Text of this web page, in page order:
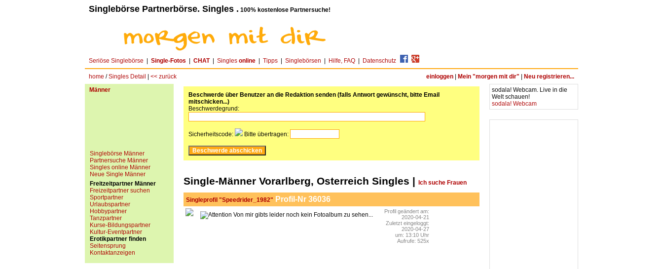
Singlebörse Partnerbörse. Singles . 100% kostenlose Partnersuche!
Seriöse Singlebörse Single-Fotos CHAT| Singles online Tipps Singlebörsen Hilfe, FAQ Datenschutz
home /Singles Detail << zurück einloggen Mein "morgen mit dir"
Neu registrieren...
Männer
Singlebörse Männer
Partnersuche Männer
Singles online Männer
Neue Single Männer
Freitzeitpartner Männer
Freizeitpartner suchen
Sportpartner
Urlaubspartner
Hobbypartner
Tanzpartner
Kurse-Bildungspartner
Kultur-Eventpartner
Erotikpartner finden
Seitensprung
Kontaktanzeigen
Beschwerde über Benutzer an die Redaktion senden (falls Antwort gewünscht, bitte Email
mitschicken...)
Beschwerdegrund:
Sicherheitscode: Bitte übertragen:
Single-Männer Vorarlberg, Osterreich Singles | Ich suche Frauen
Singleprofil "Speedrider_1982" Profil-Nr 36036
Von mir gibts leider noch kein Fotoalbum zu sehen...
Profil geändert am:
2020-04-21
Zuletzt eingeloggt:
2020-04-27
um: 13:10 Uhr
Aufrufe: 525x
sodala! Webcam. Live in die
Welt schauen!
sodala! Webcam